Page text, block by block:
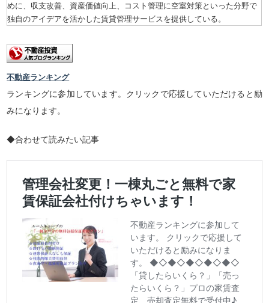
めに、収支改善、資産価値向上、コスト管理に空室対策といった分野で
独自のアイデアを活かした賃貸管理サービスを提供している。
不動産ランキング
ランキングに参加しています。クリックで応援していただけると励
みになります。
◆合わせて読みたい記事